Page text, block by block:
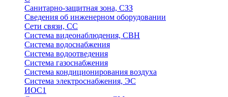
Санитарно-защитная зона, СЗЗ
Сведения об инженерном оборудовании
Сети связи, СС
Система видеонаблюдения, СВН
Система водоснабжения
Система водоотведения
Система газоснабжения
Система кондиционирования воздуха
Система электроснабжения, ЭС
ИОС1